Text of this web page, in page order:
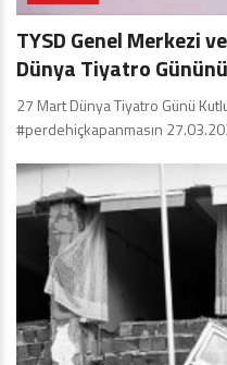
TYSD Genel Merkezi
Dünya Tiyatro
27 Mart Dünya Tiyatro Günü
#perdehiçkapanmasın